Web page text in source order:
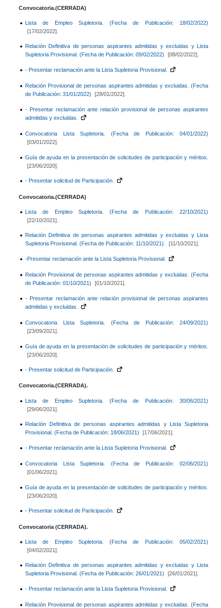
Convocatoria.(CERRADA)
Lista de Empleo Supletoria. (Fecha de Publicación: 18/02/2022)
[17/02/2022].
Relación Definitiva de personas aspirantes admitidas y excluidas y Lista
Supletoria Provisional. (Fecha de Publicación: 09/02/2022)
[08/02/2022].
- Presentar reclamación ante la Lista Supletoria Provisional.
Relación Provisional de personas aspirantes admitidas y excluidas. (Fecha
de Publicación: 31/01/2022)
[28/01/2022].
- Presentar reclamación ante relación provisional de personas aspirantes
admitidas y excluidas.
Convocatoria Lista Supletoria. (Fecha de Publicación: 04/01/2022)
[03/01/2022].
Guía de ayuda en la presentación de solicitudes de participación y méritos.
[23/06/2020].
- Presentar solicitud de Participación.
Convocatoria.(CERRADA)
Lista de Empleo Supletoria. (Fecha de Publicación: 22/10/2021)
[22/10/2021].
Relación Definitiva de personas aspirantes admitidas y excluidas y Lista
Supletoria Provisional. (Fecha de Publicación: 11/10/2021).
[11/10/2021].
-Presentar reclamación ante la Lista Supletoria Provisional.
Relación Provisional de personas aspirantes admitidas y excluidas. (Fecha
de Publicación: 01/10/2021)
[01/10/2021].
- Presentar reclamación ante relación provisional de personas aspirantes
admitidas y excluidas.
Convocatoria Lista Supletoria. (Fecha de Publicación: 24/09/2021)
[23/09/2021].
Guía de ayuda en la presentación de solicitudes de participación y méritos.
[23/06/2020].
- Presentar solicitud de Participación.
Convocatoria.(CERRADA).
Lista de Empleo Supletoria. (Fecha de Publicación: 30/06/2021)
[29/06/2021].
Relación Definitiva de personas aspirantes admitidas y Lista Supletoria
Provisional. (Fecha de Publicación: 18/06/2021)
[17/06/2021].
- Presentar reclamación ante la Lista Supletoria Provisional.
Convocatoria Lista Supletoria. (Fecha de Publicación: 02/06/2021)
[01/06/2021].
Guía de ayuda en la presentación de solicitudes de participación y méritos.
[23/06/2020].
- Presentar solicitud de Participación.
Convocatoria (CERRADA).
Lista de Empleo Supletoria. (Fecha de Publicación: 05/02/2021)
[04/02/2021].
Relación Definitiva de personas aspirantes admitidas y excluidas y Lista
Supletoria Provisional. (Fecha de Publicación: 26/01/2021)
[26/01/2021].
- Presentar reclamación ante la Lista Supletoria Provisional.
Relación Provisional de personas aspirantes admitidas y excluidas. (Fecha